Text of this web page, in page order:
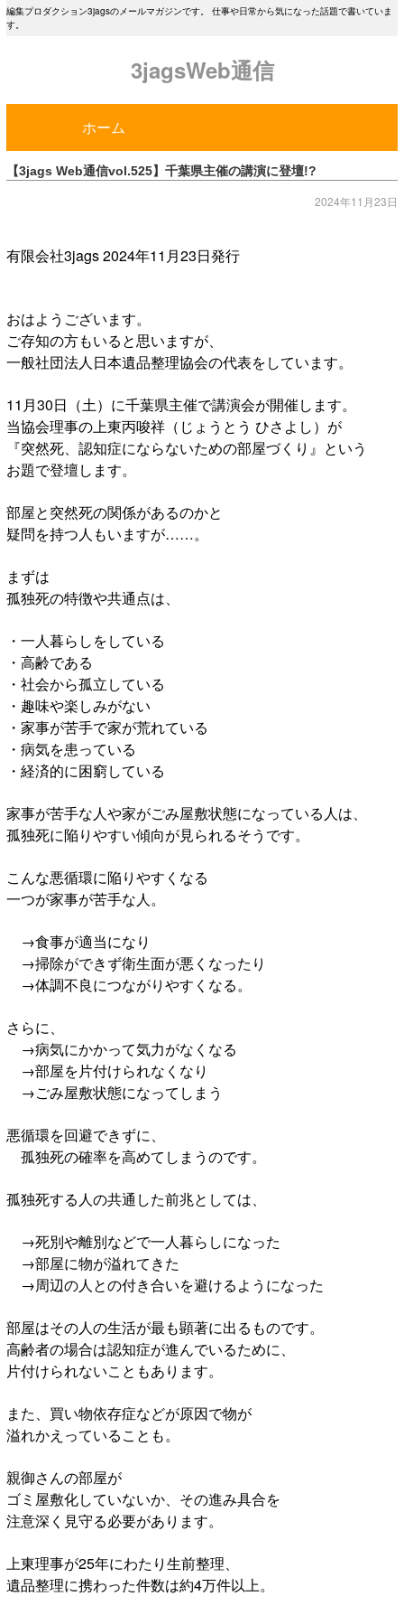
編集プロダクション3jagsのメールマガジンです。 仕事や日常から気になった話題で書いていま
す。
3jagsWeb通信
ホーム
【3jags Web通信vol.525】千葉県主催の講演に登壇!?
2024年11月23日
有限会社3jags 2024年11月23日発行
おはようございます。
ご存知の方もいると思いますが、
一般社団法人日本遺品整理協会の代表をしています。
11月30日（土）に千葉県主催で講演会が開催します。
当協会理事の上東丙唆祥（じょうとう ひさよし）が
『突然死、認知症にならないための部屋づくり』という
お題で登壇します。
部屋と突然死の関係があるのかと
疑問を持つ人もいますが……。
まずは
孤独死の特徴や共通点は、
・一人暮らしをしている
・高齢である
・社会から孤立している
・趣味や楽しみがない
・家事が苦手で家が荒れている
・病気を患っている
・経済的に困窮している
家事が苦手な人や家がごみ屋敷状態になっている人は、
孤独死に陥りやすい傾向が見られるそうです。
こんな悪循環に陥りやすくなる
一つが家事が苦手な人。
→食事が適当になり
→掃除ができず衛生面が悪くなったり
→体調不良につながりやすくなる。
さらに、
→病気にかかって気力がなくなる
→部屋を片付けられなくなり
→ごみ屋敷状態になってしまう
悪循環を回避できずに、
孤独死の確率を高めてしまうのです。
孤独死する人の共通した前兆としては、
→死別や離別などで一人暮らしになった
→部屋に物が溢れてきた
→周辺の人との付き合いを避けるようになった
部屋はその人の生活が最も顕著に出るものです。
高齢者の場合は認知症が進んでいるために、
片付けられないこともあります。
また、買い物依存症などが原因で物が
溢れかえっていることも。
親御さんの部屋が
ゴミ屋敷化していないか、その進み具合を
注意深く見守る必要があります。
上東理事が25年にわたり生前整理、
遺品整理に携わった件数は約4万件以上。